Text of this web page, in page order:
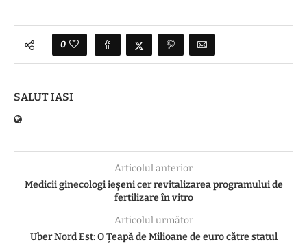
0
SALUT IASI
Articolul anterior
Medicii ginecologi ieșeni cer revitalizarea programului de
fertilizare în vitro
Articolul următor
Uber Nord Est: O Ţeapă de Milioane de euro către statul